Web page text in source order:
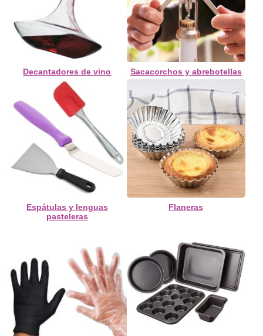
Decantadores de vino Sacacorchos y abrebotellas
Espátulas y lenguas
pasteleras
Flaneras